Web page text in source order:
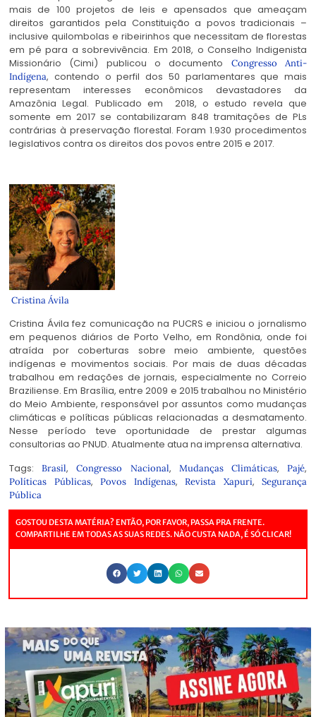
mais de 100 projetos de leis e apensados que ameaçam
direitos garantidos pela Constituição a povos tradicionais –
inclusive quilombolas e ribeirinhos que necessitam de florestas
em pé para a sobrevivência. Em 2018, o Conselho Indigenista
Missionário (Cimi) publicou o documento Congresso Anti-
Indígena, contendo o perfil dos 50 parlamentares que mais
representam interesses econômicos devastadores da
Amazônia Legal. Publicado em 2018, o estudo revela que
somente em 2017 se contabilizaram 848 tramitações de PLs
contrárias à preservação florestal. Foram 1.930 procedimentos
legislativos contra os direitos dos povos entre 2015 e 2017.
Cristina Ávila
Cristina Ávila fez comunicação na PUCRS e iniciou o jornalismo
em pequenos diários de Porto Velho, em Rondônia, onde foi
atraída por coberturas sobre meio ambiente, questões
indígenas e movimentos sociais. Por mais de duas décadas
trabalhou em redações de jornais, especialmente no Correio
Braziliense. Em Brasília, entre 2009 e 2015 trabalhou no Ministério
do Meio Ambiente, responsável por assuntos como mudanças
climáticas e políticas públicas relacionadas a desmatamento.
Nesse período teve oportunidade de prestar algumas
consultorias ao PNUD. Atualmente atua na imprensa alternativa.
Tags:Brasil,Congresso Nacional, Mudanças Climáticas,Pajé,
Políticas Públicas, Povos Indígenas, Revista Xapuri, Segurança
Pública
GOSTOU DESTA MATÉRIA? ENTÃO, POR FAVOR, PASSA PRA FRENTE.
COMPARTILHE EM TODAS AS SUAS REDES. NÃO CUSTA NADA, É SÓ CLICAR!